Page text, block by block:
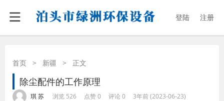
登陆 注册
首页 > 新疆 > 正文
除尘配件的工作原理
琪 苏 浏览 526 点赞 0 评论 0 3年前 (2023-06-23)